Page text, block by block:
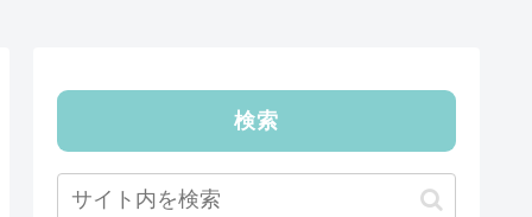
検索